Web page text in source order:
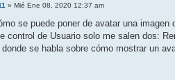
» Mié Ene 08, 2020 12:37 am
se puede poner de avatar una
control de Usuario solo me salen dos:
se habla sobre cómo mostrar un